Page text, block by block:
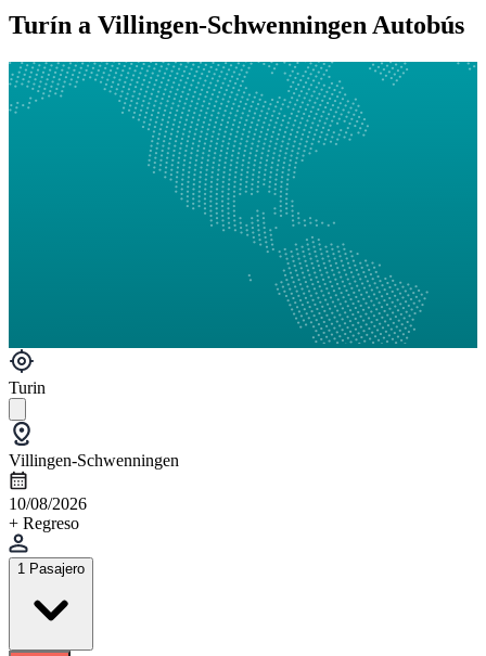
Turín a Villingen-Schwenningen Autobús
Turin
Villingen-Schwenningen
10/08/2026
+ Regreso
1 Pasajero